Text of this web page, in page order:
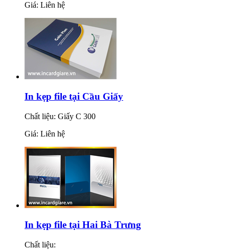
Giá: Liên hệ
In kẹp file tại Cầu Giấy
Chất liệu: Giấy C 300
Giá: Liên hệ
In kẹp file tại Hai Bà Trưng
Chất liệu: